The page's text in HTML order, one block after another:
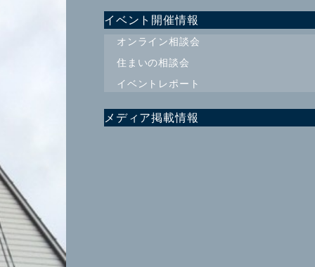
イベント開催情報
オンライン相談会
住まいの相談会
イベントレポート
メディア掲載情報